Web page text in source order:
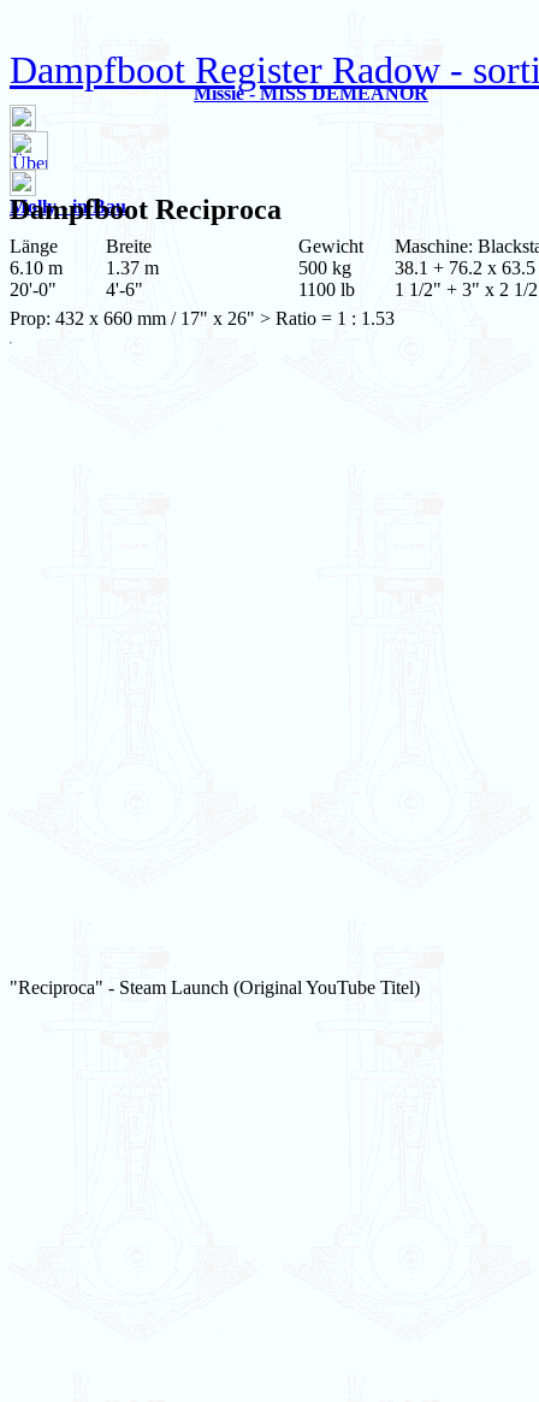
Dampfboot Register Radow -
Missie - MISS DEMEANOR
Molly - in Bau
Dampfboot Reciproca
Länge
6.10 m
20'-0"
Breite
1.37 m
4'-6"
Gewicht
500 kg
1100 lb
Maschine:
38.1 + 76.2 x 63.5
1 1/2" + 3" x 2 1/
Prop: 432 x 660 mm / 17" x 26" > Ratio = 1 : 1.53
"Reciproca" - Steam Launch (Original YouTube Titel)